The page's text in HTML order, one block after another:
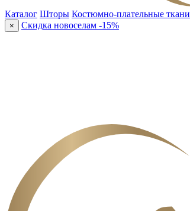
Каталог Шторы Костюмно-плательные ткани
× Скидка новоселам -15%